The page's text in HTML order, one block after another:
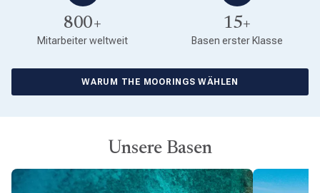
800+
Mitarbeiter weltweit
15+
Basen erster Klasse
WARUM THE MOORINGS WÄHLEN
Unsere Basen